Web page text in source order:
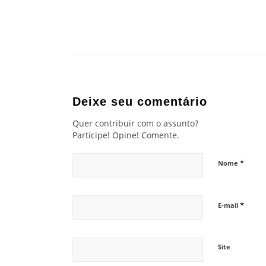
Deixe seu comentário
Quer contribuir com o assunto?
Participe! Opine! Comente.
Nome *
E-mail *
Site